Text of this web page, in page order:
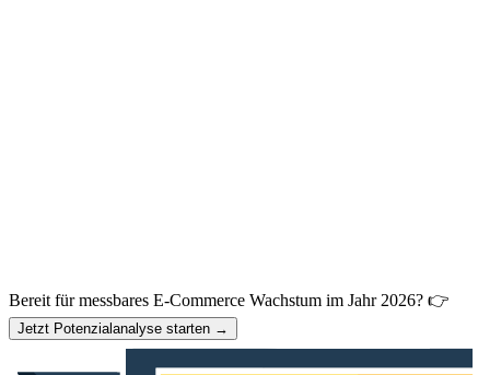
Bereit für messbares E-Commerce Wachstum im Jahr 2026? 👉
Jetzt Potenzialanalyse starten →